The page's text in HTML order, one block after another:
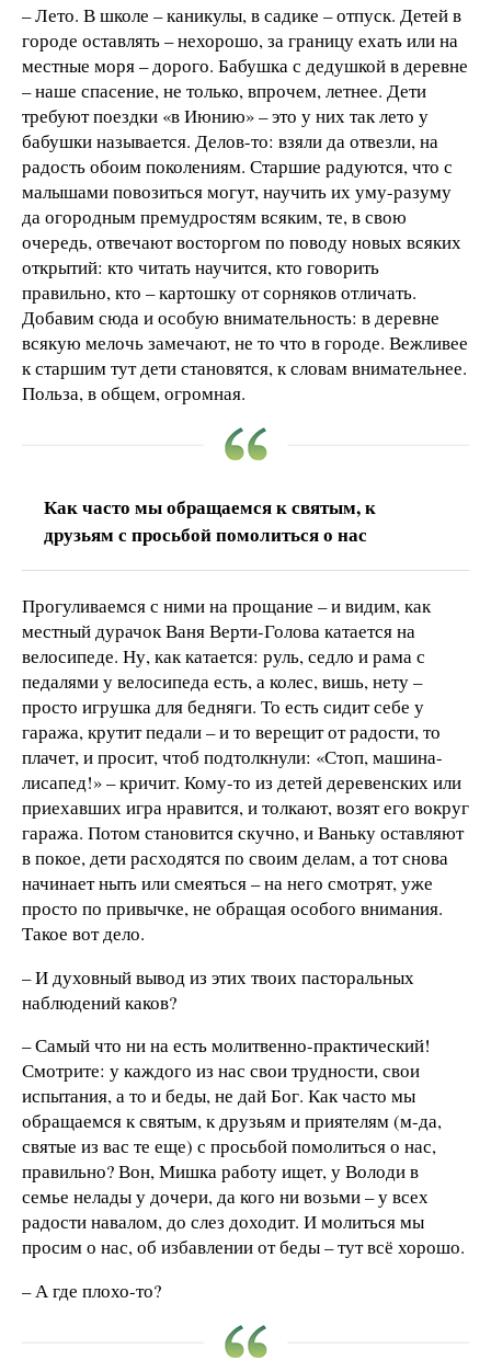
– Лето. В школе – каникулы, в садике – отпуск. Детей в
городе оставлять – нехорошо, за границу ехать или на
местные моря – дорого. Бабушка с дедушкой в деревне
– наше спасение, не только, впрочем, летнее. Дети
требуют поездки «в Июнию» – это у них так лето у
бабушки называется. Делов-то: взяли да отвезли, на
радость обоим поколениям. Старшие радуются, что с
малышами повозиться могут, научить их уму-разуму
да огородным премудростям всяким, те, в свою
очередь, отвечают восторгом по поводу новых всяких
открытий: кто читать научится, кто говорить
правильно, кто – картошку от сорняков отличать.
Добавим сюда и особую внимательность: в деревне
всякую мелочь замечают, не то что в городе. Вежливее
к старшим тут дети становятся, к словам внимательнее.
Польза, в общем, огромная.
Как часто мы обращаемся к святым, к
друзьям с просьбой помолиться о нас
Прогуливаемся с ними на прощание – и видим, как
местный дурачок Ваня Верти-Голова катается на
велосипеде. Ну, как катается: руль, седло и рама с
педалями у велосипеда есть, а колес, вишь, нету –
просто игрушка для бедняги. То есть сидит себе у
гаража, крутит педали – и то верещит от радости, то
плачет, и просит, чтоб подтолкнули: «Стоп, машина-
лисапед!» – кричит. Кому-то из детей деревенских или
приехавших игра нравится, и толкают, возят его вокруг
гаража. Потом становится скучно, и Ваньку оставляют
в покое, дети расходятся по своим делам, а тот снова
начинает ныть или смеяться – на него смотрят, уже
просто по привычке, не обращая особого внимания.
Такое вот дело.
– И духовный вывод из этих твоих пасторальных
наблюдений каков?
– Самый что ни на есть молитвенно-практический!
Смотрите: у каждого из нас свои трудности, свои
испытания, а то и беды, не дай Бог. Как часто мы
обращаемся к святым, к друзьям и приятелям (м-да,
святые из вас те еще) с просьбой помолиться о нас,
правильно? Вон, Мишка работу ищет, у Володи в
семье нелады у дочери, да кого ни возьми – у всех
радости навалом, до слез доходит. И молиться мы
просим о нас, об избавлении от беды – тут всё хорошо.
– А где плохо-то?